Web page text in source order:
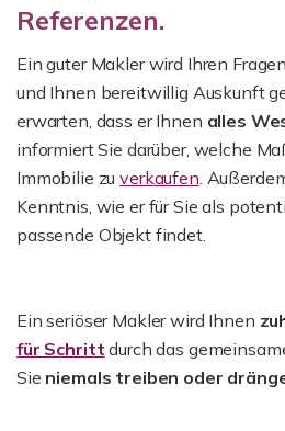
Referenzen.
Ein guter Makler wird Ihren
und Ihnen bereitwillig Auskunft
erwarten, dass er Ihnen alles
informiert Sie darüber, welche
Immobilie zuverkaufen .
Kenntnis, wie er für Sie als
passende Objekt findet.
Ein seriöser Makler wird Ihnen
für Schritt durch das
Sie niemals treiben oder